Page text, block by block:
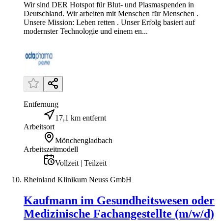
Wir sind DER Hotspot für Blut- und Plasmaspenden in
Deutschland. Wir arbeiten mit Menschen für Menschen .
Unsere Mission: Leben retten . Unser Erfolg basiert auf
modernster Technologie und einem en...
Entfernung
17,1 km entfernt
Arbeitsort
Mönchengladbach
Arbeitszeitmodell
Vollzeit | Teilzeit
Rheinland Klinikum Neuss GmbH
Kaufmann im Gesundheitswesen oder
Medizinische Fachangestellte (m/w/d)